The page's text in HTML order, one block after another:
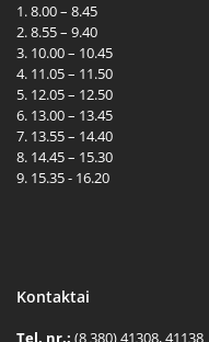
1. 8.00 – 8.45
2. 8.55 – 9.40
3. 10.00 – 10.45
4. 11.05 – 11.50
5. 12.05 – 12.50
6. 13.00 – 13.45
7. 13.55 – 14.40
8. 14.45 – 15.30
9. 15.35 - 16.20
Kontaktai
Tel. nr.: (8 380) 41308, 41138